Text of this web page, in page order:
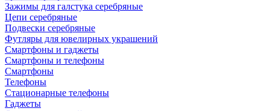
Зажимы для галстука серебряные
Цепи серебряные
Подвески серебряные
Футляры для ювелирных украшений
Смартфоны и гаджеты
Смартфоны и телефоны
Смартфоны
Телефоны
Стационарные телефоны
Гаджеты